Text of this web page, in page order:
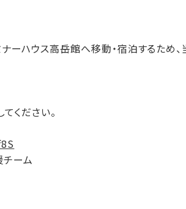
ーハウス高岳館へ移動・宿泊するため、
ください。
ーム